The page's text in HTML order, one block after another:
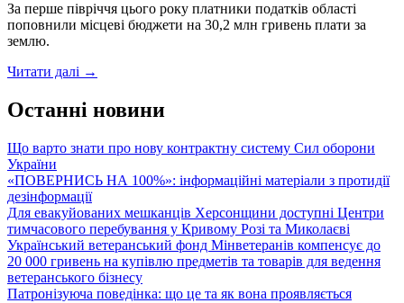
За перше півріччя цього року платники податків області
поповнили місцеві бюджети на 30,2 млн гривень плати за
землю.
Читати далі Місцеві
Херсонщини
отримали
30
гривень
земельної
плати
→
Останні новини
Що варто знати про нову контрактну систему Сил оборони
України
«ПОВЕРНИСЬ НА 100%»: інформаційні матеріали з протидії
дезінформації
Для евакуйованих мешканців Херсонщини доступні Центри
тимчасового перебування у Кривому Розі та Миколаєві
Український ветеранський фонд Мінветеранів компенсує до
20 000 гривень на купівлю предметів та товарів для ведення
ветеранського бізнесу
Патронізуюча поведінка: що це та як вона проявляється